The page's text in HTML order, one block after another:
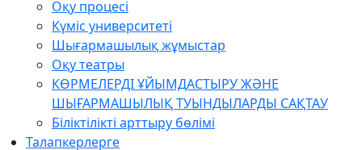
Оқу процесі
Күміс университеті
Шығармашылық жұмыстар
Оқу театры
КӨРМЕЛЕРДІ ҰЙЫМДАСТЫРУ ЖӘНЕ
ШЫҒАРМАШЫЛЫҚ ТУЫНДЫЛАРДЫ САҚТАУ
Біліктілікті арттыру бөлімі
Талапкерлерге